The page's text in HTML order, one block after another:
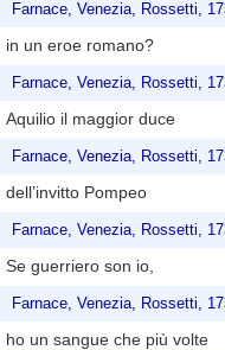
Farnace, Venezia, Rossetti,
in un eroe romano?
Farnace, Venezia, Rossetti,
Aquilio il maggior duce
Farnace, Venezia, Rossetti,
dell’invitto Pompeo
Farnace, Venezia, Rossetti,
Se guerriero son io,
Farnace, Venezia, Rossetti,
ho un sangue che più volte